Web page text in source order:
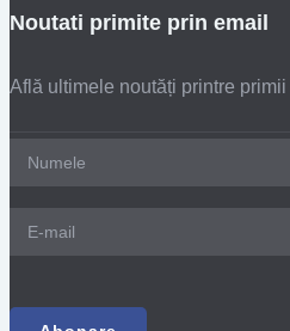
Noutati primite prin email
Află ultimele noutăți printre primii